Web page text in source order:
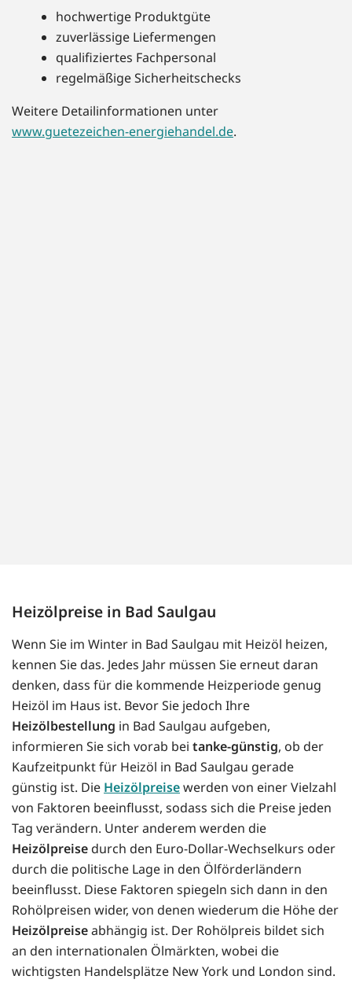
hochwertige Produktgüte
zuverlässige Liefermengen
qualifiziertes Fachpersonal
regelmäßige Sicherheitschecks
Weitere Detailinformationen unter
www.guetezeichen-energiehandel.de.
Heizölpreise in Bad Saulgau
Wenn Sie im Winter in Bad Saulgau mit Heizöl heizen,
kennen Sie das. Jedes Jahr müssen Sie erneut daran
denken, dass für die kommende Heizperiode genug
Heizöl im Haus ist. Bevor Sie jedoch Ihre
Heizölbestellung in Bad Saulgau aufgeben,
informieren Sie sich vorab bei tanke-günstig, ob der
Kaufzeitpunkt für Heizöl in Bad Saulgau gerade
günstig ist. Die Heizölpreisewerden von einer Vielzahl
von Faktoren beeinflusst, sodass sich die Preise jeden
Tag verändern. Unter anderem werden die
Heizölpreise durch den Euro-Dollar-Wechselkurs oder
durch die politische Lage in den Ölförderländern
beeinflusst. Diese Faktoren spiegeln sich dann in den
Rohölpreisen wider, von denen wiederum die Höhe der
Heizölpreiseabhängig ist. Der Rohölpreis bildet sich
an den internationalen Ölmärkten, wobei die
wichtigsten Handelsplätze New York und London sind.